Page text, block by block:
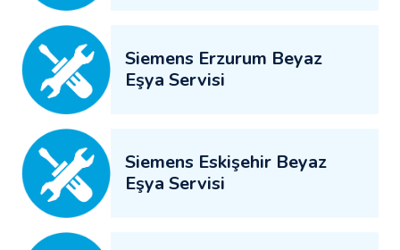
Siemens Erzurum Beyaz
Eşya Servisi
Siemens Eskişehir Beyaz
Eşya Servisi